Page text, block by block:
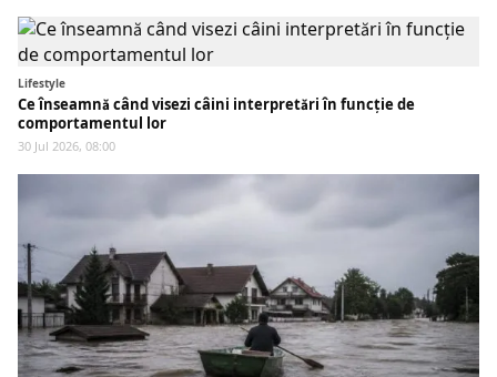
Lifestyle
Ce înseamnă când visezi câini interpretări în funcție de
comportamentul lor
30 Jul 2026, 08:00